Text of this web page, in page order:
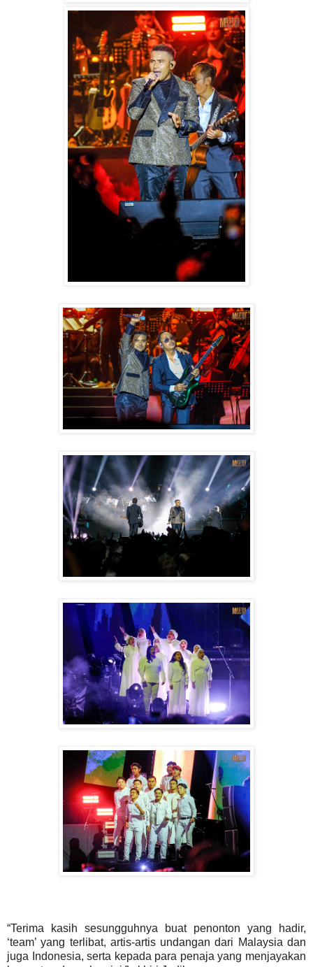
“Terima kasih sesungguhnya buat penonton yang hadir,
‘team’ yang terlibat, artis-artis undangan dari Malaysia dan
juga Indonesia, serta kepada para penaja yang menjayakan